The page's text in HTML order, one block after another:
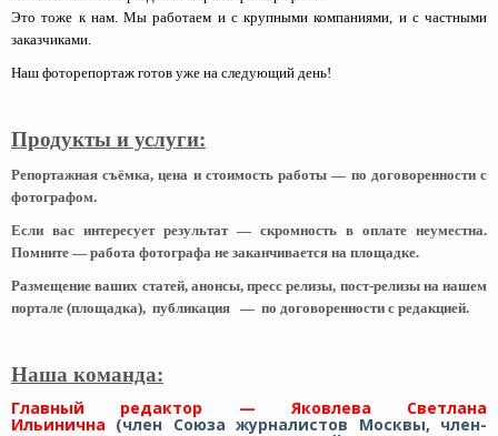
Это тоже к нам. Мы работаем и с крупными компаниями, и с частными
заказчиками.
Наш фоторепортаж готов уже на следующий день!
Продукты и услуги:
Репортажная съёмка, цена и стоимость работы — по договоренности с
фотографом.
Если вас интересует результат — скромность в оплате неуместна.
Помните — работа фотографа не заканчивается на площадке.
Размещение ваших статей, анонсы, пресс релизы, пост-релизы на нашем
портале (площадка), публикация — по договоренности с редакцией.
Наша команда:
Главный редактор — Яковлева Светлана
Ильинична (член Союза журналистов Москвы, член-